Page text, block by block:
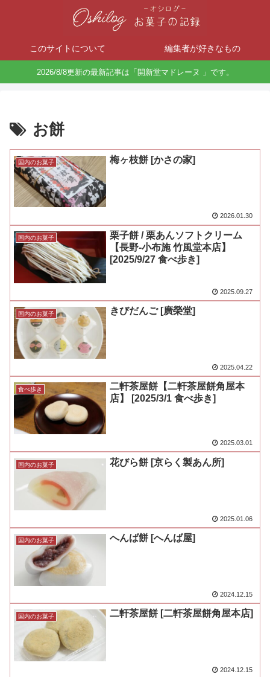
このサイトについて 編集者が好きなもの
2026/8/8更新の最新記事は「開新堂マドレーヌ 」です。
お餅
国内のお菓子 梅ヶ枝餅 [かさの家]
2026.01.30
国内のお菓子
栗子餅 / 栗あんソフトクリーム
【長野-小布施 竹風堂本店】
[2025/9/27 食べ歩き]
2025.09.27
国内のお菓子 きびだんご [廣榮堂]
2025.04.22
食べ歩き
二軒茶屋餅【二軒茶屋餅角屋本
店】 [2025/3/1 食べ歩き]
2025.03.01
国内のお菓子 花びら餅 [京らく製あん所]
2025.01.06
国内のお菓子 へんば餅 [へんば屋]
2024.12.15
国内のお菓子 二軒茶屋餅 [二軒茶屋餅角屋本店]
2024.12.15